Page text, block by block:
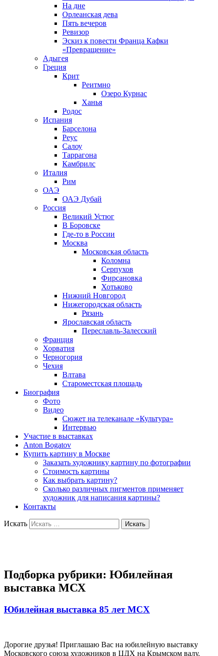
На дне
Орлеанская дева
Пять вечеров
Ревизор
Эскиз к повести Франца Кафки
«Превращение»
Адыгея
Греция
Крит
Реитмно
Озеро Курнас
Ханья
Родос
Испания
Барселона
Реус
Салоу
Таррагона
Камбрилс
Италия
Рим
ОАЭ
ОАЭ Дубай
Россия
Великий Устюг
В Боровске
Где-то в России
Москва
Московская область
Коломна
Серпухов
Фирсановка
Хотьково
Нижний Новгород
Нижегородская область
Рязань
Ярославская область
Переславль-Залесский
Франция
Хорватия
Черногория
Чехия
Влтава
Староместская площадь
Биография
Фото
Видео
Сюжет на телеканале «Культура»
Интервью
Участие в выставках
Anton Bogatov
Купить картину в Москве
Заказать художнику картину по фотографии
Стоимость картины
Как выбрать картину?
Сколько различных пигментов применяет
художник для написания картины?
Контакты
Искать
Подборка рубрики: Юбилейная
выставка МСХ
Юбилейная выставка 85 лет МСХ
Дорогие друзья! Приглашаю Вас на юбилейную выставку
Московского союза художников в ЦДХ на Крымском валу.